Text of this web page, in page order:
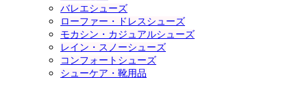
バレエシューズ
ローファー・ドレスシューズ
モカシン・カジュアルシューズ
レイン・スノーシューズ
コンフォートシューズ
シューケア・靴用品